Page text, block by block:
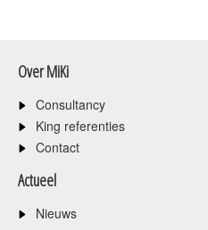
Over MiKi
Consultancy
King referenties
Contact
Actueel
Nieuws